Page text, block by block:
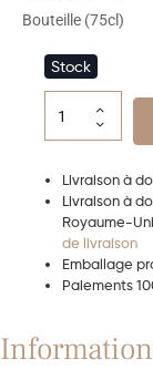
Bouteille (75cl)
Stock
Livraison à
Livraison à
Royaume-
de livraison
Emballage
Paiements